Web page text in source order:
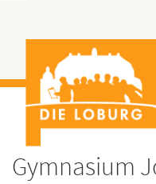
Gymnasium